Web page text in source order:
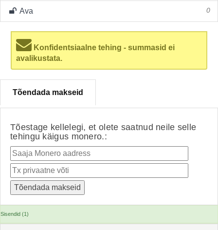
Ava 0
Konfidentsiaalne tehing - summasid ei
avalikustata.
Tõendada makseid
Tõestage kellelegi, et olete saatnud neile selle
tehingu käigus monero.:
Sisendid (1)